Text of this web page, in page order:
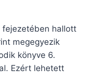
fejezetében hallott
megegyezik
könyve 6.
Ezért lehetett